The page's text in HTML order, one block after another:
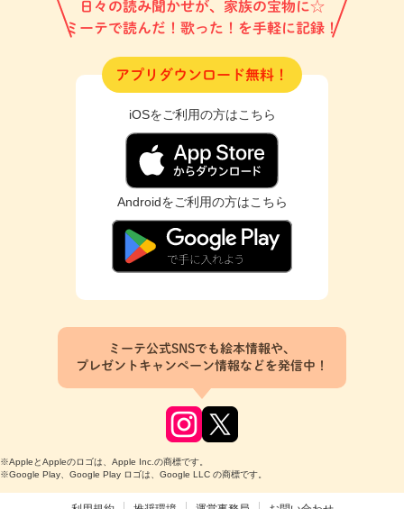
日々の読み聞かせが、家族の宝物に☆
ミーテで読んだ！歌った！を手軽に記録！
アプリダウンロード無料！
iOSをご利用の方はこちら
Androidをご利用の方はこちら
ミーテ公式SNSでも絵本情報や、
プレゼントキャンペーン情報などを発信中！
※AppleとAppleのロゴは、Apple Inc.の商標です。
※Google Play、Google Play ロゴは、Google LLC の商標です。